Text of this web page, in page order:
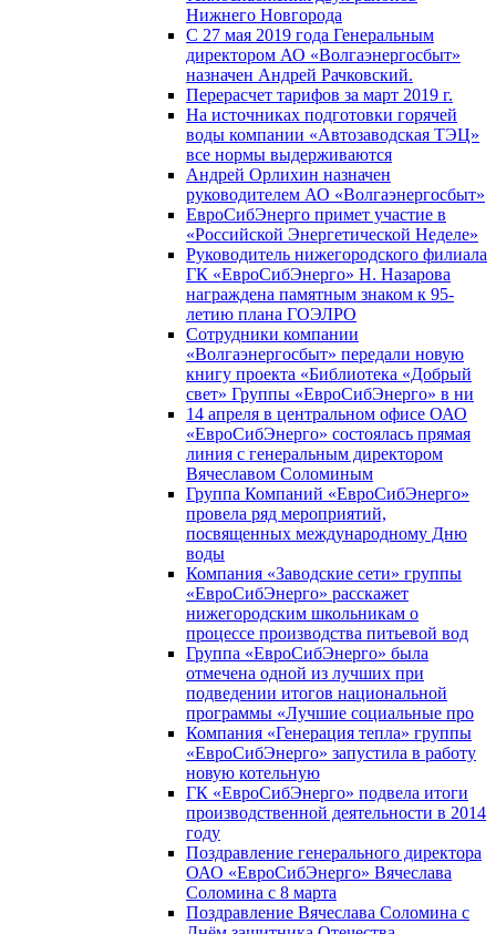
Нижнего Новгорода
С 27 мая 2019 года Генеральным
директором АО «Волгаэнергосбыт»
назначен Андрей Рачковский.
Перерасчет тарифов за март 2019 г.
На источниках подготовки горячей
воды компании «Автозаводская ТЭЦ»
все нормы выдерживаются
Андрей Орлихин назначен
руководителем АО «Волгаэнергосбыт»
ЕвроСибЭнерго примет участие в
«Российской Энергетической Неделе»
Руководитель нижегородского филиала
ГК «ЕвроСибЭнерго» Н. Назарова
награждена памятным знаком к 95-
летию плана ГОЭЛРО
Сотрудники компании
«Волгаэнергосбыт» передали новую
книгу проекта «Библиотека «Добрый
свет» Группы «ЕвроСибЭнерго» в ни
14 апреля в центральном офисе ОАО
«ЕвроСибЭнерго» состоялась прямая
линия с генеральным директором
Вячеславом Соломиным
Группа Компаний «ЕвроСибЭнерго»
провела ряд мероприятий,
посвященных международному Дню
воды
Компания «Заводские сети» группы
«ЕвроСибЭнерго» расскажет
нижегородским школьникам о
процессе производства питьевой вод
Группа «ЕвроСибЭнерго» была
отмечена одной из лучших при
подведении итогов национальной
программы «Лучшие социальные про
Компания «Генерация тепла» группы
«ЕвроСибЭнерго» запустила в работу
новую котельную
ГК «ЕвроСибЭнерго» подвела итоги
производственной деятельности в 2014
году
Поздравление генерального директора
ОАО «ЕвроСибЭнерго» Вячеслава
Соломина с 8 марта
Поздравление Вячеслава Соломина с